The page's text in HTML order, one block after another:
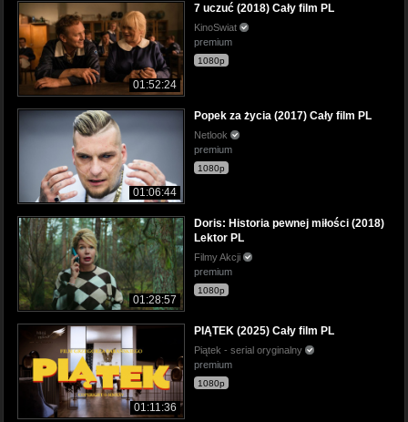
01:52:24
7 uczuć (2018) Cały film PL
KinoSwiat
premium
1080p
01:06:44
Popek za życia (2017) Cały film PL
Netlook
premium
1080p
01:28:57
Doris: Historia pewnej miłości (2018)
Lektor PL
Filmy Akcji
premium
1080p
01:11:36
PIĄTEK (2025) Cały film PL
Piątek - serial oryginalny
premium
1080p